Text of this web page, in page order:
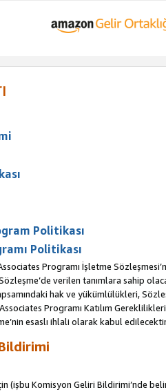
Politikası
Politikası
Programı İşletme
verilen tanımlara sahip
hak ve yükümlülükleri,
Programı Katılım
esaslı ihlali olarak kabul
(işbu Komisyon Geliri Bildirimi’nde